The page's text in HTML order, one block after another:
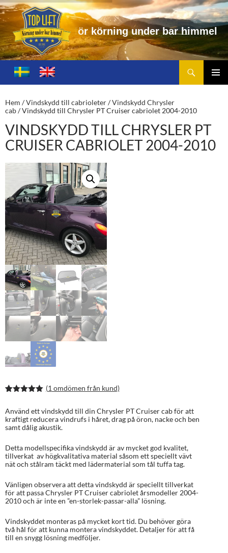
ning under bar himme
Toplift.se – för körning under bar himmel
HOPPA
TILL
Hem /Vindskydd till cabrioleter/Vindskydd Chrysler
cab/ Vindskydd till Chrysler PT Cruiser cabriolet 2004-2010
VINDSKYDD TILL CHRYSLER PT
CRUISER CABRIOLET 2004-2010
baserat på
kundrecens
ioner
(1 omdömen från kund)
Använd ett vindskydd till din Chrysler PT Cruiser cab för att
kraftigt reducera vindrufs i håret, drag på öron, nacke och ben
samt dålig akustik.
Detta modellspecifika vindskydd är av mycket god kvalitet,
tillverkat av högkvalitativa material såsom ett speciellt vävt
nät och stålram täckt med lädermaterial som tål tuffa tag.
Vänligen observera att detta vindskydd är speciellt tillverkat
för att passa Chrysler PT Cruiser cabriolet årsmodeller 2004-
2010 och är inte en ”en-storlek-passar-alla” lösning.
Vindskyddet monteras på mycket kort tid. Du behöver göra
två hål för att kunna montera vindskyddet. Detaljer för att få
till en snygg lösning medföljer.